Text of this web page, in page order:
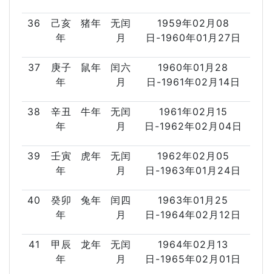
36
己亥
年
猪年
无闰
月
1959年02月08
日-1960年01月27日
37
庚子
年
鼠年
闰六
月
1960年01月28
日-1961年02月14日
38
辛丑
年
牛年
无闰
月
1961年02月15
日-1962年02月04日
39
壬寅
年
虎年
无闰
月
1962年02月05
日-1963年01月24日
40
癸卯
年
兔年
闰四
月
1963年01月25
日-1964年02月12日
41
甲辰
年
龙年
无闰
月
1964年02月13
日-1965年02月01日